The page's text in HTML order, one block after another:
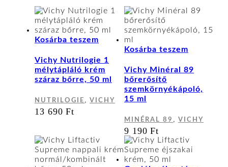
Kosárba teszem
Vichy Nutrilogie 1
mélytápláló krém
száraz bőrre, 50 ml
NUTRILOGIE , VICHY
13 690Ft
Kosárba teszem
Vichy Minéral 89
bőrerősítő
szemkörnyékápoló,
15 ml
MINÉRAL 89 , VICHY
9 190Ft